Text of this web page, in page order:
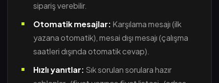
sipariş verebilir.
Otomatik mesajlar: Karşılama mesajı (ilk
yazana otomatik), mesai dışı mesajı (çalışma
saatleri dışında otomatik cevap).
Hızlı yanıtlar: Sık sorulan sorulara hazır